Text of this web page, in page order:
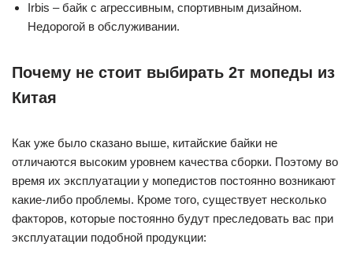
Irbis – байк с агрессивным, спортивным дизайном.
Недорогой в обслуживании.
Почему не стоит выбирать 2т мопеды из
Китая
Как уже было сказано выше, китайские байки не
отличаются высоким уровнем качества сборки. Поэтому во
время их эксплуатации у мопедистов постоянно возникают
какие-либо проблемы. Кроме того, существует несколько
факторов, которые постоянно будут преследовать вас при
эксплуатации подобной продукции: